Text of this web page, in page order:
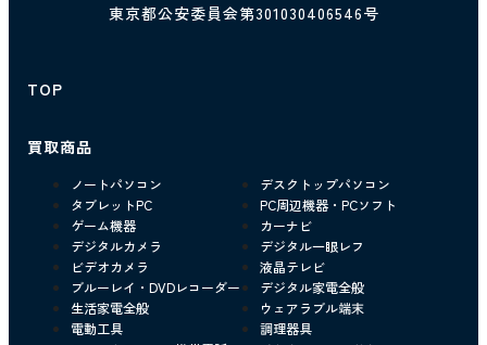
東京都公安委員会第301030406546号
TOP
買取商品
ノートパソコン
デスクトップパソコン
タブレットPC
PC周辺機器・PCソフト
ゲーム機器
カーナビ
デジタルカメラ
デジタル一眼レフ
ビデオカメラ
液晶テレビ
ブルーレイ・DVDレコーダー
デジタル家電全般
生活家電全般
ウェアラブル端末
電動工具
調理器具